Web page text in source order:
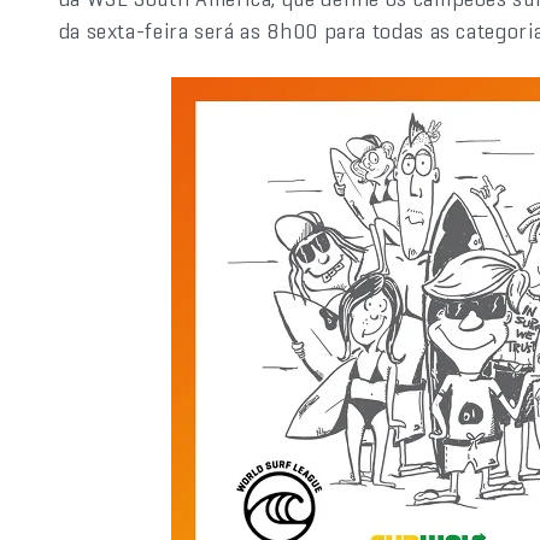
da sexta-feira será as 8h00 para todas as